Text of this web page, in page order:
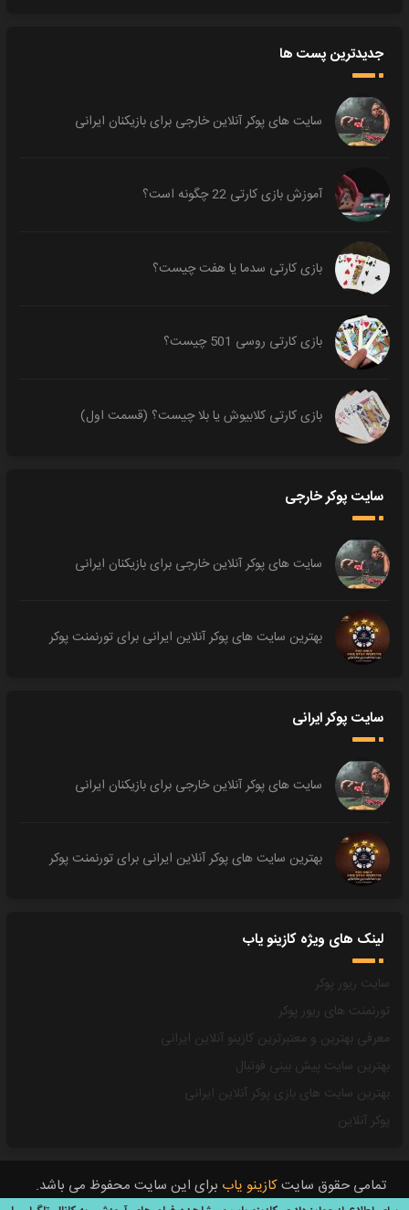
جدیدترین پست ها
سایت های پوکر آنلاین خارجی برای بازیکنان ایرانی
آموزش بازی کارتی 22 چگونه است؟
بازی کارتی سدما یا هفت چیست؟
بازی کارتی روسی 501 چیست؟
بازی کارتی کلابیوش یا بلا چیست؟ (قسمت اول)
سایت پوکر خارجی
سایت های پوکر آنلاین خارجی برای بازیکنان ایرانی
بهترین سایت های پوکر آنلاین ایرانی برای تورنمنت پوکر
سایت پوکر ایرانی
سایت های پوکر آنلاین خارجی برای بازیکنان ایرانی
بهترین سایت های پوکر آنلاین ایرانی برای تورنمنت پوکر
لینک های ویژه کازینو یاب
سایت ریور پوکر
تورنمنت های ریور پوکر
معرفی بهترین و معتبرترین کازینو آنلاین ایرانی
بهترین سایت پیش بینی فوتبال
بهترین سایت های بازی پوکر آنلاین ایرانی
پوکر آنلاین
تمامی حقوق سایتکازینو یاب برای این سایت محفوظ می باشد.